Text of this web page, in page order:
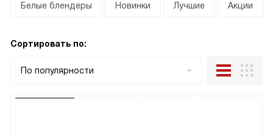
Белые блендеры Новинки Лучшие Акции
Сортировать по:
По популярности